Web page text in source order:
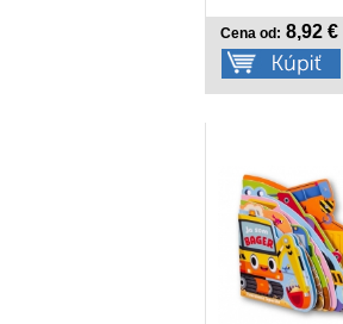
Cena od: 8,92 €